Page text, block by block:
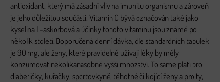
antioxidant, který má zásadní vliv na imunitu organismu a zároveň
je jeho důležitou součástí. Vitamín C bývá označován také jako
kyselina L-askorbová a účinky tohoto vitamínu jsou známé po
několik století. Doporučená denní dávka, dle standardních tabulek
je 90 mg, ale ženy, které pravidelně užívají léky by měly
konzumovat několikanásobně vyšší množství. To samé platí pro
diabetičky, kuřačky, sportovkyně, těhotné či kojící ženy a pro ty,